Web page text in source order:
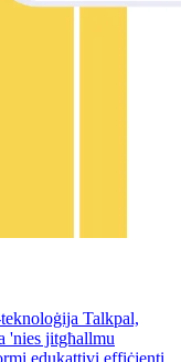
Talkpal,
'nies jitgħallmu
edukattivi effiċjenti,